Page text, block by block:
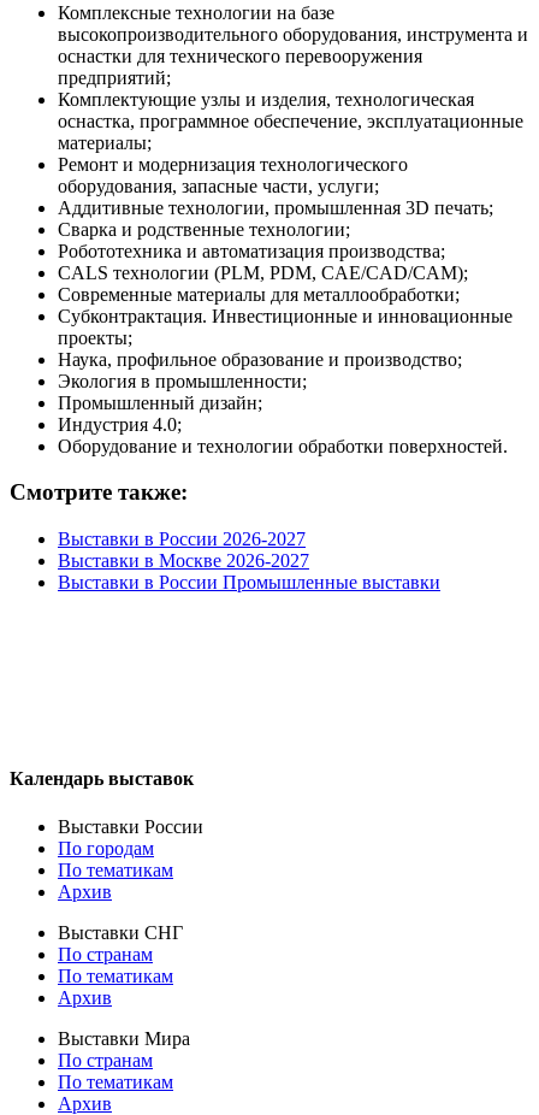
Комплексные технологии на базе
высокопроизводительного оборудования, инструмента и
оснастки для технического перевооружения
предприятий;
Комплектующие узлы и изделия, технологическая
оснастка, программное обеспечение, эксплуатационные
материалы;
Ремонт и модернизация технологического
оборудования, запасные части, услуги;
Аддитивные технологии, промышленная 3D печать;
Сварка и родственные технологии;
Робототехника и автоматизация производства;
CALS технологии (PLM, PDM, CAE/CAD/CAM);
Современные материалы для металлообработки;
Субконтрактация. Инвестиционные и инновационные
проекты;
Наука, профильное образование и производство;
Экология в промышленности;
Промышленный дизайн;
Индустрия 4.0;
Оборудование и технологии обработки поверхностей.
Смотрите также:
Выставки в России 2026-2027
Выставки в Москве 2026-2027
Выставки в России Промышленные выставки
Календарь выставок
Выставки России
По городам
По тематикам
Архив
Выставки СНГ
По странам
По тематикам
Архив
Выставки Мира
По странам
По тематикам
Архив